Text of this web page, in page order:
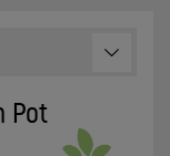
Pot